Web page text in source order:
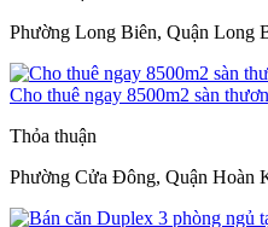
Phường Long Biên, Quận Long
Cho thuê ngay 8500m2 sàn
Thỏa thuận
Phường Cửa Đông, Quận Hoàn